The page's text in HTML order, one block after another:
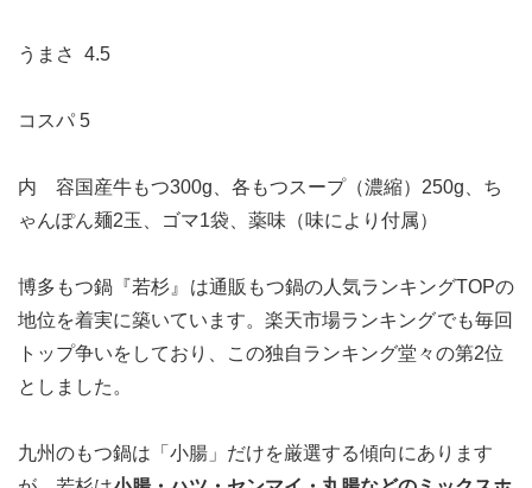
うまさ 4.5
コスパ 5
内 容 国産牛もつ300g、各もつスープ（濃縮）250g、ち
ゃんぽん麺2玉、ゴマ1袋、薬味（味により付属）
博多もつ鍋『若杉』
は通販もつ鍋の人気ランキングTOPの
地位を着実に築いています。楽天市場ランキングでも毎回
トップ争いをしており、この独自ランキング堂々の第2位
としました。
九州のもつ鍋は「小腸」だけを厳選する傾向にあります